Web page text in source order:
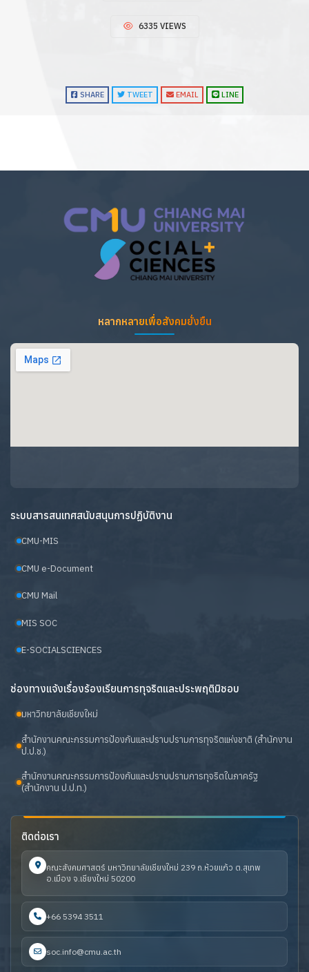
6335 VIEWS
SHARE TWEET EMAIL LINE
หลากหลายเพื่อสังคมยั่งยืน
ระบบสารสนเทศสนับสนุนการปฏิบัติงาน
CMU-MIS
CMU e-Document
CMU Mail
MIS SOC
E-SOCIALSCIENCES
ช่องทางแจ้งเรื่องร้องเรียนการทุจริตและประพฤติมิชอบ
มหาวิทยาลัยเชียงใหม่
สำนักงานคณะกรรมการป้องกันและปราบปรามการทุจริตแห่งชาติ (สำนักงาน
ป.ป.ช.)
สำนักงานคณะกรรมการป้องกันและปราบปรามการทุจริตในภาครัฐ
(สำนักงาน ป.ป.ท.)
ติดต่อเรา
คณะสังคมศาสตร์ มหาวิทยาลัยเชียงใหม่ 239 ถ.ห้วยแก้ว ต.สุเทพ
อ.เมือง จ.เชียงใหม่ 50200
+66 5394 3511
soc.info@cmu.ac.th